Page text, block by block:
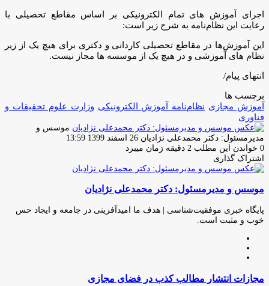
اجرای آموزش های تمام الکترونیکی بر اساس مقاطع تحصیلی با
رعایت این نظام‌نامه به شرح زیر است:
این آموزش‌ها در مقاطع تحصیلی کاردانی و دکتری برای هیچ یک از زیر
نظام های آموزشی و در هیچ یک از موسسه ها مجاز نیست.
انتهای پیام/
برچسب ها
آموزش مجازی نظام‌نامه آموزش الکترونیکی وزارت علوم تحقیقات و
فناوری
موسس و
مدیرمسئول: دکتر محمدعلی نژادیان ارسال
ایمیل
26 اسفند 1399 13:59
0 خواندن این مطلب 2 دقیقه زمان میبرد
اشتراک گذاری
فیس
توئیتر
لینکدین
واتس
تلگرام
اشتراک
از
ایمیل
چاپ
موسس و مدیرمسئول: دکتر محمدعلی نژادیان
پایگاه خبری موفقیت‌شناسی | هدف ما امیدآفرینی در جامعه و ایجاد حس
خوب و مثبت است.
مجازات
مجازات انتشار مطالب کذب در فضای مجازی